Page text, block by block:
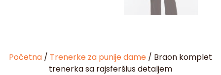
Početna / Trenerke za punije dame / Braon komplet
trenerka sa rajsferšlus detaljem